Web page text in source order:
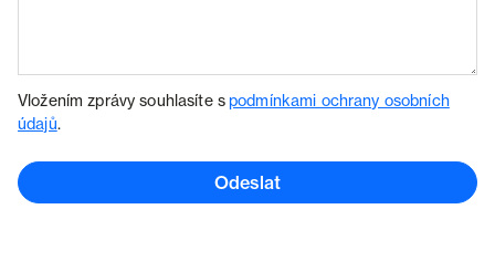
Vložením zprávy souhlasíte spodmínkami ochrany osobních
údajů.
Odeslat